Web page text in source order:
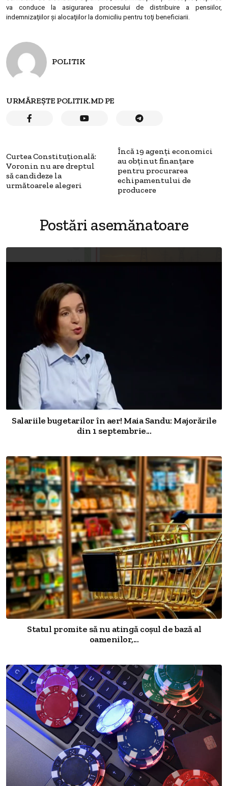
va conduce la asigurarea procesului de distribuire a pensiilor,
indemnizaţiilor şi alocaţiilor la domiciliu pentru toţi beneficiarii.
POLITIK
URMĂREȘTE POLITIK.MD PE
Curtea Constituţională:
Voronin nu are dreptul
să candideze la
următoarele alegeri
Încă 19 agenţi economici
au obţinut finanţare
pentru procurarea
echipamentului de
producere
Postări asemănatoare
Salariile bugetarilor în aer! Maia Sandu: Majorările
din 1 septembrie...
Statul promite să nu atingă coșul de bază al
oamenilor,...